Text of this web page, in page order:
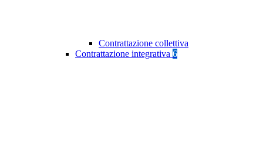
Contrattazione collettiva
Contrattazione integrativa 6